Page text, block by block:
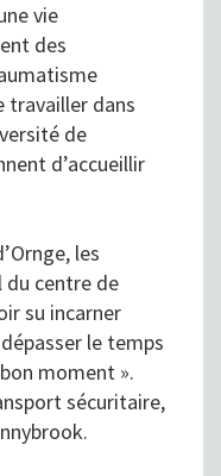
vie
des
travailler dans
de
d’accueillir
les
du centre de
su incarner
le temps
moment ».
sécuritaire,